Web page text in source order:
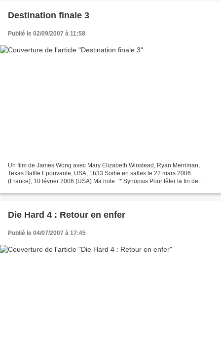
Destination finale 3
Publié le 02/09/2007 à 11:58
Un film de James Wong avec Mary Elizabeth Winstead, Ryan Merriman,
Texas Battle Epouvante, USA, 1h33 Sortie en salles le 22 mars 2006
(France), 10 février 2006 (USA) Ma note : * Synopsis Pour fêter la fin de
Die Hard 4 : Retour en enfer
Publié le 04/07/2007 à 17:45